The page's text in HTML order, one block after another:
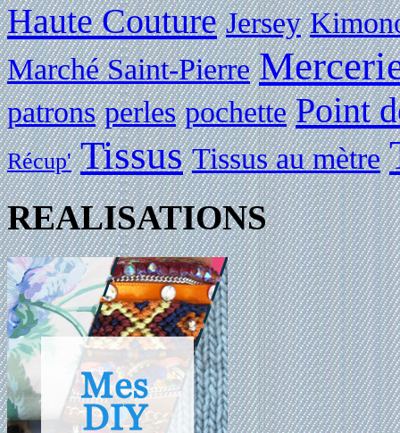
Haute Couture Jersey
Marché Saint-Pierre
patrons perles pochette Point
Récup' Tissus Tissus au mètre
REALISATIONS